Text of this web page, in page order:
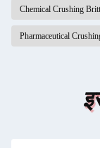
Chemical Crushing
Pharmaceutical